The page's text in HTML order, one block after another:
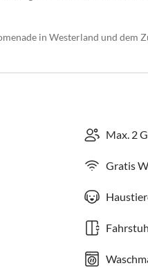
in Westerland und dem
Max. 2
Gratis